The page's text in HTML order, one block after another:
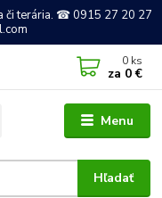
či terária. ☎ 0915 27 20 27
Menu
Hľadať
0 ks
za 0 €